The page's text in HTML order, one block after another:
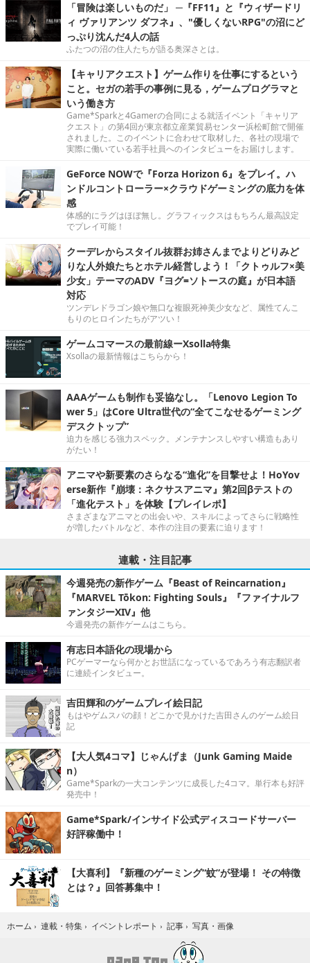
「冒険は楽しいものだ」 ─『FF11』と『ウィザードリ
ィ ヴァリアンツ ダフネ』、"優しくないRPG"の沼にど
っぷり沈んだ4人の話
ふたつの沼の住人たちが語る奥深さとは。
【キャリアクエスト】ゲーム作りを仕事にするという
こと。セガの若手の事例に見る，ゲームプログラマと
いう働き方
Game*Sparkと4Gamerの合同による就活イベント「キャリア
クエスト」の第4回が東京都立産業貿易センター浜松町館で開催
されました。このイベントに合わせて取材した、各社の現場で
実際に働いている若手社員へのインタビューをお届けします。
GeForce NOWで『Forza Horizon 6』をプレイ。ハ
ンドルコントローラー×クラウドゲーミングの底力を体
感
体感的にラグはほぼ無し。グラフィックスはもちろん最高設定
でプレイ可能！
クーデレからスタイル抜群お姉さんまでよりどりみど
りな人外娘たちとホテル経営しよう！「クトゥルフ×美
少女」テーマのADV『ヨグ=ソトースの庭』が日本語
対応
ツンデレドラゴン娘や無口な複眼死神美少女など、属性てんこ
もりのヒロインたちがアツい！
ゲームコマースの最前線ーXsolla特集
Xsollaの最新情報はこちらから！
AAAゲームも制作も妥協なし。「Lenovo Legion To
wer 5」はCore Ultra世代の“全てこなせるゲーミング
デスクトップ”
迫力を感じる強力スペック。メンテナンスしやすい構造もあり
がたい！
アニマや新要素のさらなる“進化”を目撃せよ！HoYov
erse新作『崩壊：ネクサスアニマ』第2回βテストの
「進化テスト」を体験【プレイレポ】
さまざまなアニマとの出会いや、スキルによってさらに戦略性
が増したバトルなど、本作の注目の要素に迫ります！
連載・注目記事
今週発売の新作ゲーム『Beast of Reincarnation』
『MARVEL Tōkon: Fighting Souls』『ファイナルフ
ァンタジーXIV』他
今週発売の新作ゲームはこちら。
有志日本語化の現場から
PCゲーマーなら何かとお世話になっているであろう有志翻訳者
に連続インタビュー。
吉田輝和のゲームプレイ絵日記
もはやゲムスパの顔！どこかで見かけた吉田さんのゲーム絵日
記
【大人気4コマ】じゃんげま（Junk Gaming Maide
n）
Game*Sparkの一大コンテンツに成長した4コマ。単行本も好評
発売中！
Game*Spark/インサイド公式ディスコードサーバー
好評稼働中！
【大喜利】『新種のゲーミング“蚊”が登場！ その特徴
とは？』回答募集中！
ホーム › 連載・特集 › イベントレポート › 記事 › 写真・画像